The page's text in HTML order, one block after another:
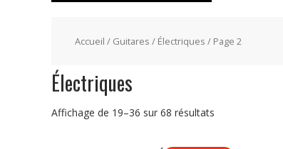
Accueil / Guitares / Électriques / Page 2
Électriques
Affichage de 19–36 sur 68 résultats